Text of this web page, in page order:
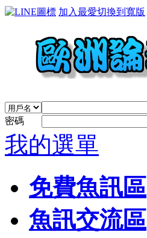
加入最愛切換到寬版
密碼
我的選單
免費魚訊區
魚訊交流區